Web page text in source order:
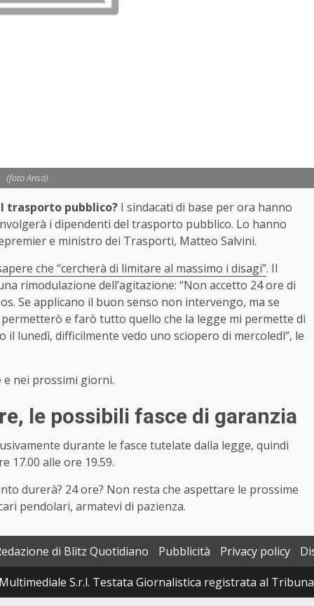
(foto Ansa)
trasporto pubblico? I sindacati di base per ora hanno
i dipendenti del trasporto pubblico. Lo hanno
e ministro dei Trasporti, Matteo Salvini.
che “cercherà di limitare al massimo i disagi”. Il
rimodulazione dell’agitazione: “Non accetto 24 ore di
Se applicano il buon senso non intervengo, ma se
e farò tutto quello che la legge mi permette di
il lunedì, difficilmente vedo uno sciopero di mercoledì”, le
e nei prossimi giorni.
le possibili fasce di garanzia
durante le fasce tutelate dalla legge, quindi
17.00 alle ore 19.59.
durerà? 24 ore? Non resta che aspettare le prossime
pendolari, armatevi di pazienza.
di Blitz Quotidiano Pubblicità Privacy policy
S.r.l. Testata Giornalistica registrata al